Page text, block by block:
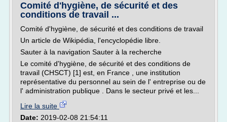
Comité d'hygiène, de sécurité et des
conditions de travail ...
Comité d'hygiène, de sécurité et des conditions de travail
Un article de Wikipédia, l'encyclopédie libre.
Sauter à la navigation Sauter à la recherche
Le comité d'hygiène, de sécurité et des conditions de
travail (CHSCT) [1] est, en France , une institution
représentative du personnel au sein de l' entreprise ou de
l' administration publique . Dans le secteur privé et les...
Lire la suite
Date: 2019-02-08 21:54:11